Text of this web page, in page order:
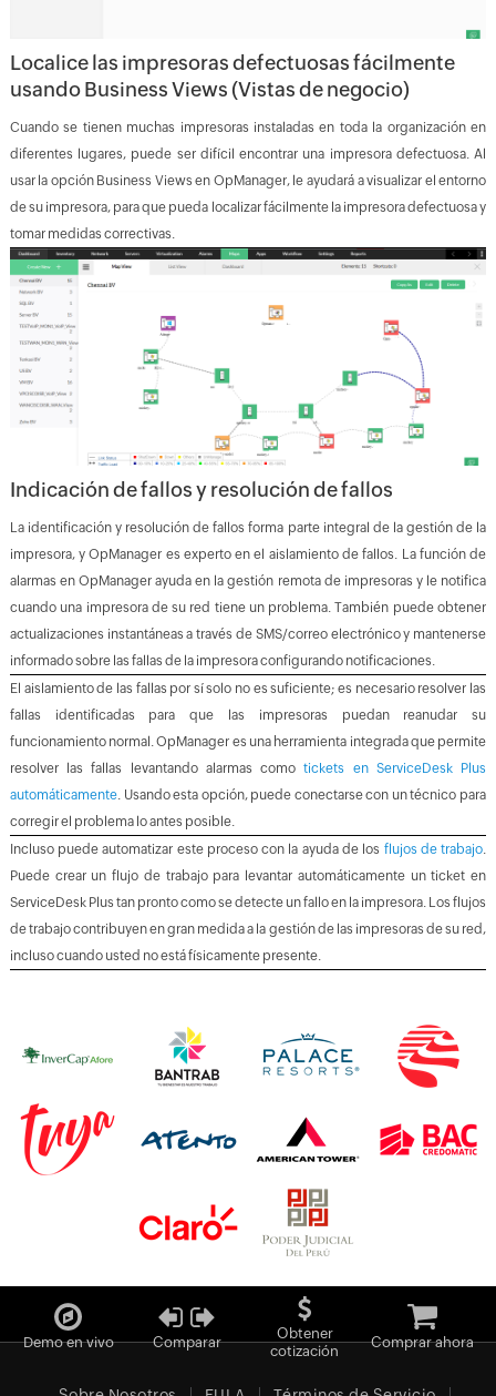
Localice las impresoras defectuosas fácilmente
usandoBusiness Views (Vistas de negocio)
Cuando se tienen muchas impresoras instaladas en toda la organización en
diferentes lugares, puede ser difícil encontrar una impresora defectuosa. Al
usar la opción Business Views en OpManager, le ayudará a visualizar el entorno
de su impresora, para que pueda localizar fácilmente la impresora defectuosa y
tomar medidas correctivas.
Indicación de fallos y resolución de fallos
La identificación y resolución de fallos forma parte integral de la gestión de la
impresora, y OpManager es experto en el aislamiento de fallos. La función de
alarmas en OpManager ayuda en la gestión remota de impresoras y le notifica
cuando una impresora de su red tiene un problema. También puede obtener
actualizaciones instantáneas a través de SMS/correo electrónico y mantenerse
informado sobre las fallas de la impresora configurando notificaciones.
El aislamiento de las fallas por sí solo no es suficiente; es necesario resolver las
fallas identificadas para que las impresoras puedan reanudar su
funcionamiento normal. OpManager es una herramienta integrada que permite
resolver las fallas levantando alarmas comotickets en ServiceDesk Plus
automáticamente. Usando esta opción, puede conectarse con un técnico para
corregir el problema lo antes posible.
Incluso puede automatizar este proceso con la ayuda de los flujos de trabajo.
Puede crear un flujo de trabajo para levantar automáticamente un ticket en
ServiceDesk Plus tan pronto como se detecte un fallo en la impresora. Los flujos
de trabajo contribuyen en gran medida a la gestión de las impresoras de su red,
incluso cuando usted no está físicamente presente.
Demo en vivo Comparar
Obtener
cotización
Comprar ahora